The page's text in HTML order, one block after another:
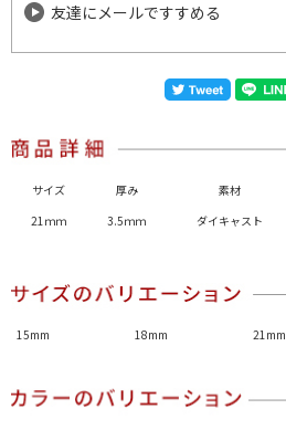
友達にメールですすめる
サイズ 厚み 素材
21ｍｍ
3.5ｍｍ ダイキャスト
15mm 18mm 21mm